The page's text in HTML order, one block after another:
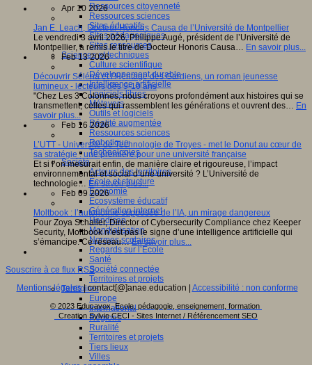
Ressources citoyenneté
Ressources sciences
Sites éducatifs
Sites pédagogiques
Sites ressources
Sciences et techniques
Culture scientifique
Développement durable
Intelligence artificielle
Logiciels libres
Métavers
Outils et logiciels
Réalité augmentée
Ressources sciences
Robotique
Technologies
Société
Acteurs des territoires
Ecole et structure
Economie
Ecosystème éducatif
Génération internet
Handicap
Mondialisation
Normes scolaires
Regards sur l’Ecole
Santé
Société connectée
Territoires et projets
Territoires
Europe
International
Régions
Ruralité
Territoires et projets
Tiers lieux
Villes
Apr 10 2026
Jan E. Leach, Docteur Honoris Causa de l’Université de Montpellier
Le vendredi 3 avril 2026, Philippe Augé, président de l’Université de
Montpellier, a remis le titre de Docteur Honoris Causa… En savoir plus...
Feb 13 2026
Découvrir Séléna et l’Héritage des Gardiens, un roman jeunesse
lumineux - lecteurs dès 9-10 ans
"Chez Les 3 Colonnes, nous croyons profondément aux histoires qui se
transmettent, celles qui rassemblent les générations et ouvrent des… En
savoir plus...
Feb 16 2026
L’UTT - Université de Technologie de Troyes - met le Donut au cœur de
sa stratégie : une première pour une université française
Et si l’on mesurait enfin, de manière claire et rigoureuse, l’impact
environnemental et social d’une université ? L’Université de
technologie… En savoir plus...
Feb 09 2026
Moltbook : l’autonomie supposée de l’IA, un mirage dangereux
Pour Zoya Schaller, Director of Cybersecurity Compliance chez Keeper
Security, Moltbook n’est pas le signe d’une intelligence artificielle qui
s’émancipe. Ce réseau…En savoir plus...
Souscrire à ce flux RSS
Mentions légales| contact[@]anae.education | Accessibilité : non conforme
© 2023 Educavox, Ecole, pédagogie, enseignement, formation
Creation Sylvie CECI - Sites Internet / Référencement SEO